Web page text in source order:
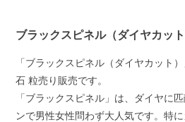
ブラックスピネル（ダイヤカット
「ブラックスピネル（ダイヤカット
石 粒売り販売です。
「ブラックスピネル」は、ダイヤに
ンで男性女性問わず大人気です。特